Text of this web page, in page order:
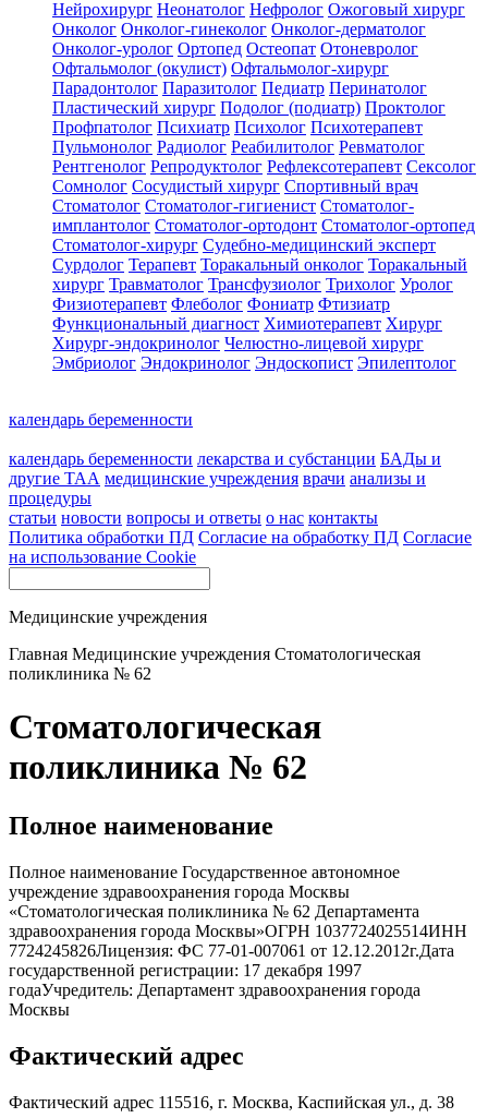
Нейрохирург Неонатолог Нефролог Ожоговый хирург
Онколог Онколог-гинеколог Онколог-дерматолог
Онколог-уролог Ортопед Остеопат Отоневролог
Офтальмолог (окулист) Офтальмолог-хирург
Парадонтолог Паразитолог Педиатр Перинатолог
Пластический хирург Подолог (подиатр) Проктолог
Профпатолог Психиатр Психолог Психотерапевт
Пульмонолог Радиолог Реабилитолог Ревматолог
Рентгенолог Репродуктолог Рефлексотерапевт Сексолог
Сомнолог Сосудистый хирург Спортивный врач
Стоматолог Стоматолог-гигиенист Стоматолог-
имплантолог Стоматолог-ортодонт Стоматолог-ортопед
Стоматолог-хирург Судебно-медицинский эксперт
Сурдолог Терапевт Торакальный онколог Торакальный
хирург Травматолог Трансфузиолог Трихолог Уролог
Физиотерапевт Флеболог Фониатр Фтизиатр
Функциональный диагност Химиотерапевт Хирург
Хирург-эндокринолог Челюстно-лицевой хирург
Эмбриолог Эндокринолог Эндоскопист Эпилептолог
календарь беременности
календарь беременности лекарства и субстанции БАДы и
другие ТАА медицинские учреждения врачи анализы и
процедуры
статьи новости вопросы и ответы о нас контакты
Политика обработки ПД Согласие на обработку ПД Согласие
на использование Cookie
Медицинские учреждения
Главная Медицинские учреждения Стоматологическая
поликлиника № 62
Стоматологическая
поликлиника № 62
Полное наименование
Полное наименование Государственное автономное
учреждение здравоохранения города Москвы
«Стоматологическая поликлиника № 62 Департамента
здравоохранения города Москвы»ОГРН 1037724025514ИНН
7724245826Лицензия: ФС 77-01-007061 от 12.12.2012г.Дата
государственной регистрации: 17 декабря 1997
годаУчредитель: Департамент здравоохранения города
Москвы
Фактический адрес
Фактический адрес 115516, г. Москва, Каспийская ул., д. 38